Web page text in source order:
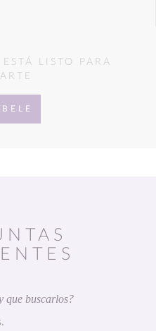
LISTO PARA
que buscarlos?